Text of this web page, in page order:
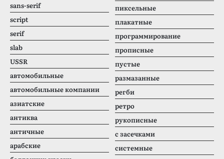
sans-serif
script
serif
slab
USSR
автомобильные
автомобильные компании
азиатские
антиква
античные
арабские
пиксельные
плакатные
программирование
прописные
пустые
размазанные
регби
ретро
рукописные
с засечками
системные